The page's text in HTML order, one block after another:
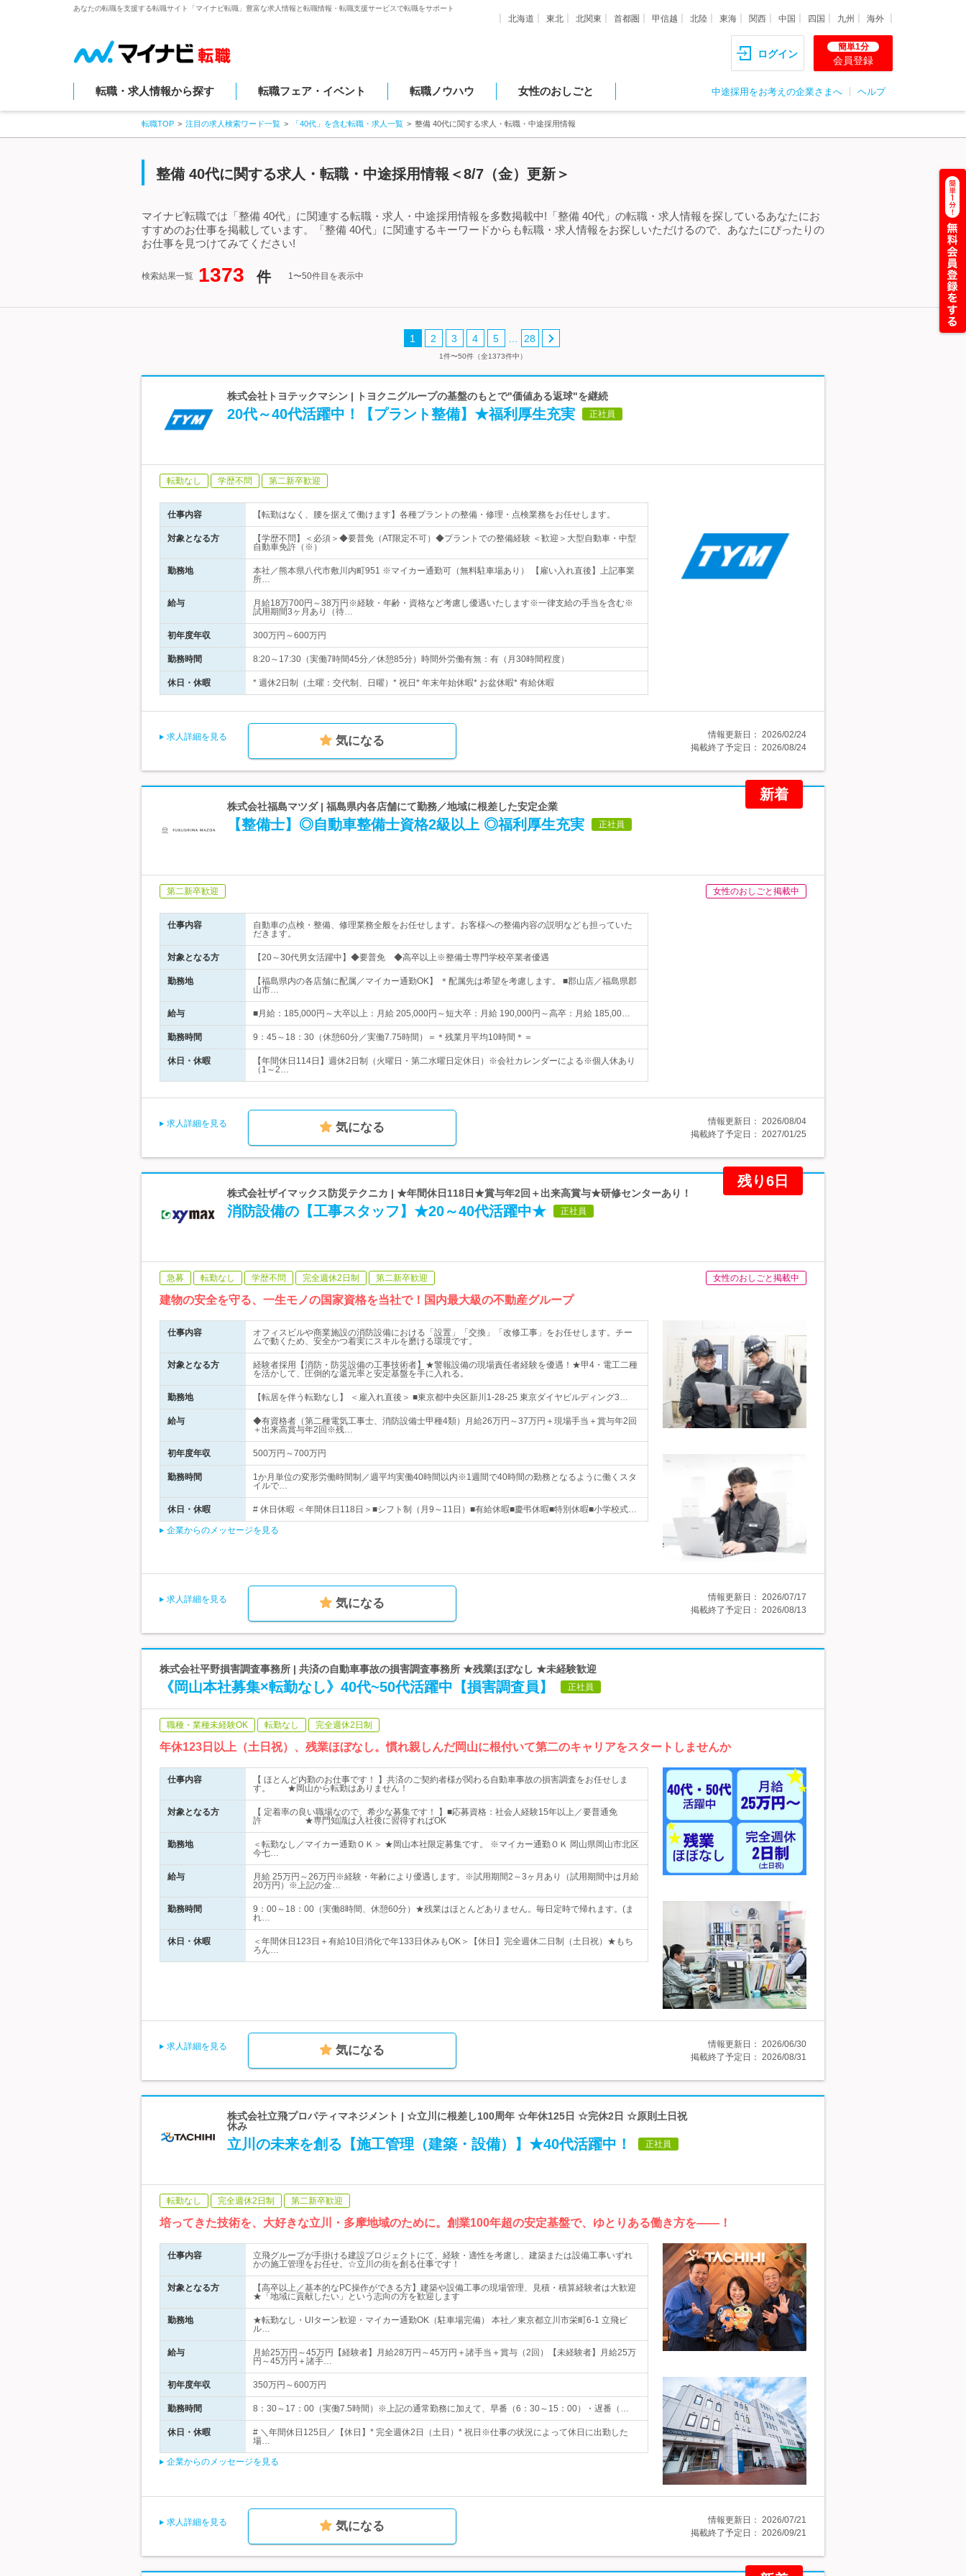
あなたの転職を支援する転職サイト「マイナビ転職」豊富な求人情報と転職情報・転職支援サービスで転職をサポート
北海道 東北 北関東 首都圏 甲信越 北陸 東海 関西 中国 四国 九州 海外
ログイン
簡単1分
会員登録
転職・求人情報から探す 転職フェア・イベント 転職ノウハウ 女性のおしごと 中途採用をお考えの企業さまへ ヘルプ
転職TOP 注目の求人検索ワード一覧 「40代」を含む転職・求人一覧 整備 40代に関する求人・転職・中途採用情報
整備 40代に関する求人・転職・中途採用情報＜8/7（金）更新＞
マイナビ転職では「整備 40代」に関連する転職・求人・中途採用情報を多数掲載中!「整備 40代」の転職・求人情報を探しているあなたにお
すすめのお仕事を掲載しています。「整備 40代」に関連するキーワードからも転職・求人情報をお探しいただけるので、あなたにぴったりの
お仕事を見つけてみてください!
検索結果一覧 1373 件 1〜50件目を表示中
1 2 3 4 5 28
1件〜50件（全1373件中）
株式会社トヨテックマシン | トヨクニグループの基盤のもとで"価値ある返球"を継続
20代～40代活躍中！【プラント整備】★福利厚生充実 正社員
転勤なし 学歴不問 第二新卒歓迎
仕事内容 【転勤はなく、腰を据えて働けます】各種プラントの整備・修理・点検業務をお任せします。
対象となる方
【学歴不問】＜必須＞◆要普免（AT限定不可）◆プラントでの整備経験 ＜歓迎＞大型自動車・中型
自動車免許（※）
勤務地
本社／熊本県八代市敷川内町951 ※マイカー通勤可（無料駐車場あり） 【雇い入れ直後】上記事業
所…
給与
月給18万700円～38万円※経験・年齢・資格など考慮し優遇いたします※一律支給の手当を含む※
試用期間3ヶ月あり（待…
初年度年収 300万円～600万円
勤務時間 8:20～17:30（実働7時間45分／休憩85分）時間外労働有無：有（月30時間程度）
休日・休暇 * 週休2日制（土曜：交代制、日曜）* 祝日* 年末年始休暇* お盆休暇* 有給休暇
求人詳細を見る 気になる 情報更新日： 2026/02/24
掲載終了予定日： 2026/08/24
新着
株式会社福島マツダ | 福島県内各店舗にて勤務／地域に根差した安定企業
【整備士】◎自動車整備士資格2級以上 ◎福利厚生充実 正社員
第二新卒歓迎 女性のおしごと掲載中
仕事内容
自動車の点検・整備、修理業務全般をお任せします。お客様への整備内容の説明なども担っていた
だきます。
対象となる方 【20～30代男女活躍中】◆要普免 ◆高卒以上※整備士専門学校卒業者優遇
勤務地
【福島県内の各店舗に配属／マイカー通勤OK】 ＊配属先は希望を考慮します。 ■郡山店／福島県郡
山市…
給与 ■月給：185,000円～大卒以上：月給 205,000円～短大卒：月給 190,000円～高卒：月給 185,00…
勤務時間 9：45～18：30（休憩60分／実働7.75時間）＝＊残業月平均10時間＊＝
休日・休暇
【年間休日114日】週休2日制（火曜日・第二水曜日定休日）※会社カレンダーによる※個人休あり
（1～2…
求人詳細を見る 気になる 情報更新日： 2026/08/04
掲載終了予定日： 2027/01/25
残り6日
株式会社ザイマックス防災テクニカ | ★年間休日118日★賞与年2回＋出来高賞与★研修センターあり！
消防設備の【工事スタッフ】★20～40代活躍中★ 正社員
急募 転勤なし 学歴不問 完全週休2日制 第二新卒歓迎 女性のおしごと掲載中
建物の安全を守る、一生モノの国家資格を当社で！国内最大級の不動産グループ
仕事内容
オフィスビルや商業施設の消防設備における「設置」「交換」「改修工事」をお任せします。チー
ムで動くため、安全かつ着実にスキルを磨ける環境です。
対象となる方
経験者採用【消防・防災設備の工事技術者】★警報設備の現場責任者経験を優遇！★甲4・電工二種
を活かして、圧倒的な還元率と安定基盤を手に入れる。
勤務地 【転居を伴う転勤なし】 ＜雇入れ直後＞ ■東京都中央区新川1-28-25 東京ダイヤビルディング3…
給与
◆有資格者（第二種電気工事士、消防設備士甲種4類）月給26万円～37万円＋現場手当＋賞与年2回
＋出来高賞与年2回※残…
初年度年収 500万円～700万円
勤務時間
1か月単位の変形労働時間制／週平均実働40時間以内※1週間で40時間の勤務となるように働くスタ
イルで…
休日・休暇 # 休日休暇 ＜年間休日118日＞■シフト制（月9～11日）■有給休暇■慶弔休暇■特別休暇■小学校式…
企業からのメッセージを見る
求人詳細を見る 気になる 情報更新日： 2026/07/17
掲載終了予定日： 2026/08/13
株式会社平野損害調査事務所 | 共済の自動車事故の損害調査事務所 ★残業ほぼなし ★未経験歓迎
《岡山本社募集×転勤なし》40代~50代活躍中【損害調査員】 正社員
職種・業種未経験OK 転勤なし 完全週休2日制
年休123日以上（土日祝）、残業ほぼなし。慣れ親しんだ岡山に根付いて第二のキャリアをスタートしませんか
仕事内容
【 ほとんど内勤のお仕事です！ 】共済のご契約者様が関わる自動車事故の損害調査をお任せしま
す。 ★岡山から転勤はありません！
対象となる方
【 定着率の良い職場なので、希少な募集です！ 】■応募資格：社会人経験15年以上／要普通免
許 ★専門知識は入社後に習得すればOK
勤務地
＜転勤なし／マイカー通勤ＯＫ＞ ★岡山本社限定募集です。 ※マイカー通勤ＯＫ 岡山県岡山市北区
今七…
給与
月給 25万円～26万円※経験・年齢により優遇します。※試用期間2～3ヶ月あり（試用期間中は月給
20万円）※上記の金…
勤務時間
9：00～18：00（実働8時間、休憩60分）★残業はほとんどありません。毎日定時で帰れます。(ま
れ…
休日・休暇
＜年間休日123日＋有給10日消化で年133日休みもOK＞【休日】完全週休二日制（土日祝）★もち
ろん…
求人詳細を見る 気になる 情報更新日： 2026/06/30
掲載終了予定日： 2026/08/31
株式会社立飛プロパティマネジメント | ☆立川に根差し100周年 ☆年休125日 ☆完休2日 ☆原則土日祝
休み
立川の未来を創る【施工管理（建築・設備）】★40代活躍中！ 正社員
転勤なし 完全週休2日制 第二新卒歓迎
培ってきた技術を、大好きな立川・多摩地域のために。創業100年超の安定基盤で、ゆとりある働き方を――！
仕事内容
立飛グループが手掛ける建設プロジェクトにて、経験・適性を考慮し、建築または設備工事いずれ
かの施工管理をお任せ。☆立川の街を創る仕事です！
対象となる方
【高卒以上／基本的なPC操作ができる方】建築や設備工事の現場管理、見積・積算経験者は大歓迎
★「地域に貢献したい」という志向の方を歓迎します
勤務地
★転勤なし・UIターン歓迎・マイカー通勤OK（駐車場完備） 本社／東京都立川市栄町6-1 立飛ビ
ル…
給与
月給25万円～45万円【経験者】月給28万円～45万円＋諸手当＋賞与（2回）【未経験者】月給25万
円～45万円＋諸手…
初年度年収 350万円～600万円
勤務時間 8：30～17：00（実働7.5時間）※上記の通常勤務に加えて、早番（6：30～15：00）・遅番（…
休日・休暇
# ＼年間休日125日／【休日】* 完全週休2日（土日）* 祝日※仕事の状況によって休日に出勤した
場…
企業からのメッセージを見る
求人詳細を見る 気になる 情報更新日： 2026/07/21
掲載終了予定日： 2026/09/21